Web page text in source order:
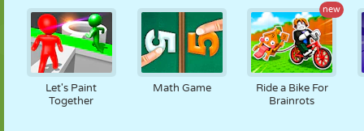
Let's Paint
Together
Math Game
new
Ride a Bike For
Brainrots